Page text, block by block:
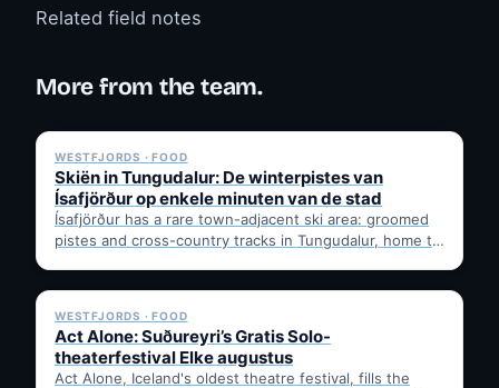
Related field notes
More from the team.
WESTFJORDS · FOOD
Skiën in Tungudalur: De winterpistes van
Ísafjörður op enkele minuten van de stad
Ísafjörður has a rare town-adjacent ski area: groomed
pistes and cross-country tracks in Tungudalur, home to
✓ 6 JUL
WESTFJORDS · FOOD
Act Alone: Suðureyri’s Gratis Solo-
theaterfestival Elke augustus
Act Alone, Iceland's oldest theatre festival, fills the